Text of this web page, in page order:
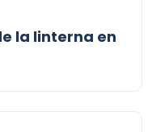
la linterna en